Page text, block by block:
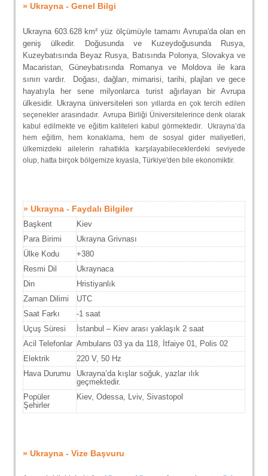
» Ukrayna - Genel Bilgi
Ukrayna 603.628 km² yüz ölçümüyle tamamı Avrupa'da olan en
geniş ülkedir. Doğusunda ve Kuzeydoğusunda Rusya,
Kuzeybatısında Beyaz Rusya, Batısında Polonya, Slovakya ve
Macaristan, Güneybatısında Romanya ve Moldova ile kara
sınırı vardır. Doğası, dağları, mimarisi, tarihi, plajları ve gece
hayatıyla her sene milyonlarca turist ağırlayan bir Avrupa
ülkesidir. Ukrayna üniversiteleri son yıllarda en çok tercih edilen
seçenekler arasındadır. Avrupa Birliği Üniversitelerince denk olarak
kabul edilmekte ve eğitim kaliteleri kabul görmektedir. Ukrayna’da
hem eğitim, hem konaklama, hem de sosyal gider maliyetleri,
ülkemizdeki ailelerin rahatlıkla karşılayabileceklerdeki seviyede
olup, hatta birçok bölgemize kıyasla, Türkiye'den bile ekonomiktir.
» Ukrayna - Faydalı Bilgiler
Başkent
Kiev
Para Birimi
Ukrayna Grivnası
Ülke Kodu
+380
Resmi Dil
Ukraynaca
Din
Hristiyanlık
Zaman Dilimi
UTC
Saat Farkı
-1 saat
Uçuş Süresi
İstanbul – Kiev arası yaklaşık 2 saat
Acil Telefonlar Ambulans 03 ya da 118, İtfaiye 01, Polis 02
Elektrik
220 V, 50 Hz
Hava Durumu
Ukrayna’da kışlar soğuk, yazlar ılık
geçmektedir.
Popüler
Şehirler
Kiev, Odessa, Lviv, Sivastopol
» Ukrayna - Vize Başvuru